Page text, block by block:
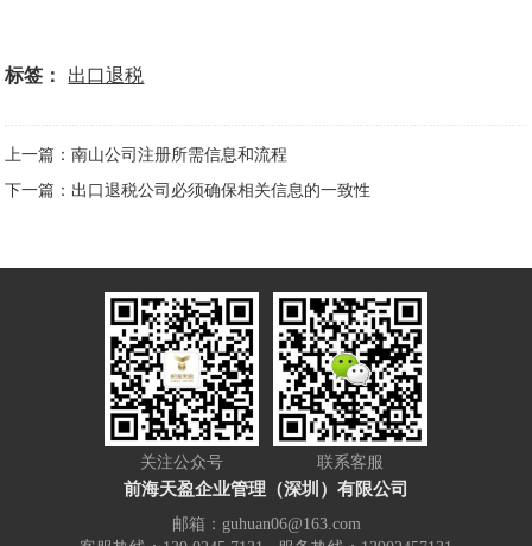
标签： 出口退税
上一篇：南山公司注册所需信息和流程
下一篇：出口退税公司必须确保相关信息的一致性
关注公众号 联系客服
前海天盈企业管理（深圳）有限公司
邮箱：guhuan06@163.com